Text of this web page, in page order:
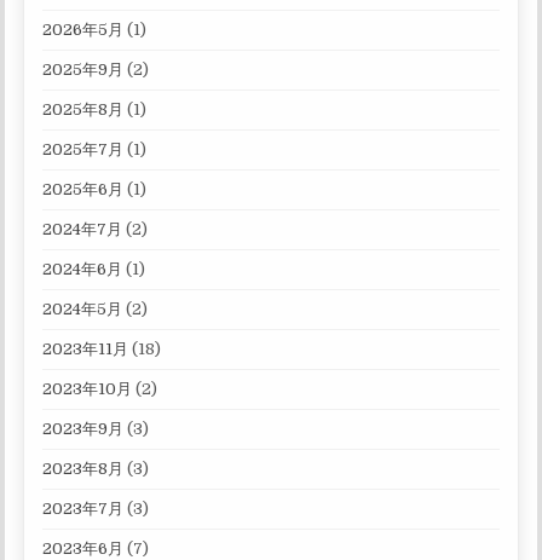
2026年5月 (1)
2025年9月 (2)
2025年8月 (1)
2025年7月 (1)
2025年6月 (1)
2024年7月 (2)
2024年6月 (1)
2024年5月 (2)
2023年11月 (18)
2023年10月 (2)
2023年9月 (3)
2023年8月 (3)
2023年7月 (3)
2023年6月 (7)